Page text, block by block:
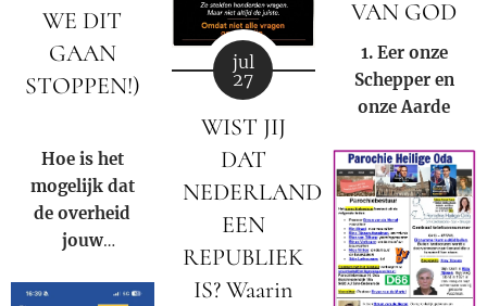
WE DIT
GAAN
STOPPEN!)
Hoe is het
mogelijk dat
de overheid
jouw
mag afpakken
jul
27
WIST JIJ
DAT
NEDERLAND
EEN
REPUBLIEK
IS? Waarin
VAN GOD
1. Eer onze
Schepper en
onzeAarde